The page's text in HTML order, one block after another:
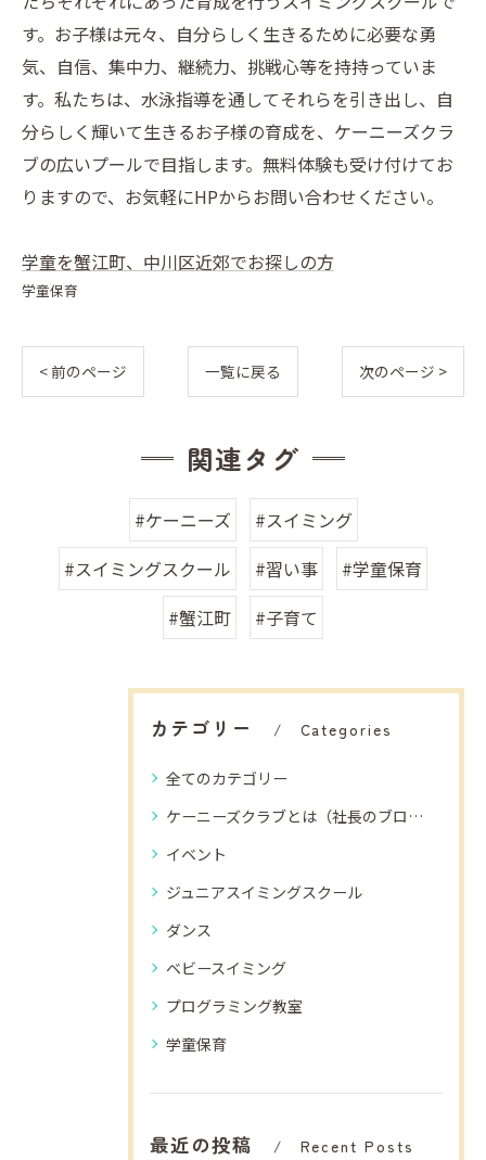
す。お子様は元々、自分らしく生きるために必要な勇
気、自信、集中力、継続力、挑戦心等を持持っていま
す。私たちは、水泳指導を通してそれらを引き出し、自
分らしく輝いて生きるお子様の育成を、ケーニーズクラ
ブの広いプールで目指します。無料体験も受け付けてお
りますので、お気軽にHPからお問い合わせください。
学童を蟹江町、中川区近郊でお探しの方
学童保育
< 前のページ 一覧に戻る 次のページ >
関連タグ
#ケーニーズ
#スイミング
#スイミングスクール
#習い事
#学童保育
#蟹江町
#子育て
カテゴリー Categories
全てのカテゴリー
ケーニーズクラブとは（社長のブログ）
イベント
ジュニアスイミングスクール
ダンス
ベビースイミング
プログラミング教室
学童保育
最近の投稿 Recent Posts